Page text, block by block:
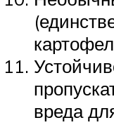
вреда